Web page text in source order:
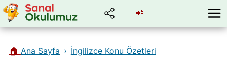
📲
🏠 Ana Sayfa
İngilizce Konu Özetleri